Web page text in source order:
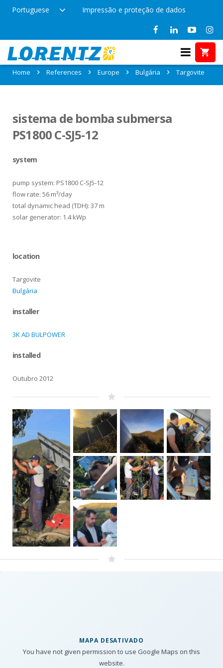
Portuguese Impressão e proteção de dados
References in Targovite, Bulgária
Home References Europe Bulgária Targovite
sistema de bomba submersa
PS1800 C-SJ5-12
system
pump system: PS1800 C-SJ5-12
flow rate: 56 m³/day
total dynamic head (TDH): 37 m
solar generator: 1.4 kWp
location
Targovite
Bulgária
installer
3K AD BULPOWER
installed
Outubro 2012
MAPA DESATIVADO
You have not given permission to use Google Maps on this
website.